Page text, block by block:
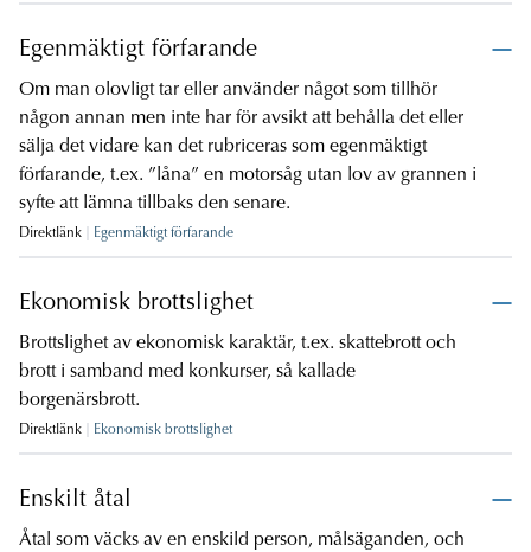
Egenmäktigt förfarande
Om man olovligt tar eller använder något som tillhör
någon annan men inte har för avsikt att behålla det eller
sälja det vidare kan det rubriceras som egenmäktigt
förfarande, t.ex. ”låna” en motorsåg utan lov av grannen i
syfte att lämna tillbaks den senare.
Direktlänk Egenmäktigt förfarande
Ekonomisk brottslighet
Brottslighet av ekonomisk karaktär, t.ex. skattebrott och
brott i samband med konkurser, så kallade
borgenärsbrott.
Direktlänk Ekonomisk brottslighet
Enskilt åtal
Åtal som väcks av en enskild person, målsäganden, och